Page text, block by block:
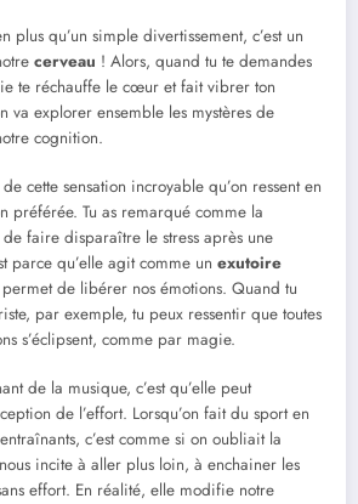
plus qu’un simple divertissement, c’est un
cerveau ! Alors, quand tu te demandes
te réchauffe le cœur et fait vibrer ton
va explorer ensemble les mystères de
cognition.
cette sensation incroyable qu’on ressent en
préférée. Tu as remarqué comme la
faire disparaître le stress après une
parce qu’elle agit comme un exutoire
de libérer nos émotions. Quand tu
par exemple, tu peux ressentir que toutes
s’éclipsent, comme par magie.
de la musique, c’est qu’elle peut
de l’effort. Lorsqu’on fait du sport en
c’est comme si on oubliait la
incite à aller plus loin, à enchainer les
effort. En réalité, elle modifie notre